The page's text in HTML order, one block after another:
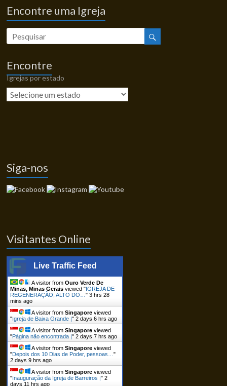
Encontre uma Igreja
Encontre
Igrejas por estado
Siga-nos
Visitantes Online
Live Traffic Feed
A visitor fromOuro Verde De
Minas, Minas Gerais viewed "IGREJA DE
REGENERAÇÃO, ALTO DO…"3 hrs 28
mins ago
A visitor fromSingapore viewed
"Igreja de Baixa Grande |"2 days 6 hrs ago
A visitor fromSingapore viewed
"Página não encontrada |"2 days 7 hrs ago
A visitor fromSingapore viewed
"Depois dos 10 Dias de Poder, pessoas…"
2 days 9 hrs ago
A visitor fromSingapore viewed
"Inauguração da Igreja de Barreiros |"2
days 11 hrs ago